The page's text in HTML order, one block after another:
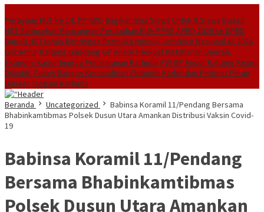
Perayaan HUT ke 14, PP IWO Bagikan Bea Siswa Untuk 8 Siswa Bupati
HST Sampaikan Rancangan Perubahan KUA-PPAS APBD 2026 ke DPRD
Bupati HST lepas kontingen Pramuka menuju Jambore Nasional XII 2026
Gubernur Kalteng Gandeng GP Ansor Perkuat Ketahanan Daerah,
Ekonomi Kader hingga Penanganan Karhutla PW GP Ansor Kalteng Resmi
Dilantik, Fokus Bangun Kemandirian Ekonomi Kader dan Perkuat Peran
Banser Tangani Karhutla
Beranda
Uncategorized
Babinsa Koramil 11/Pendang Bersama
Bhabinkamtibmas Polsek Dusun Utara Amankan Distribusi Vaksin Covid-
19
Babinsa Koramil 11/Pendang
Bersama Bhabinkamtibmas
Polsek Dusun Utara Amankan